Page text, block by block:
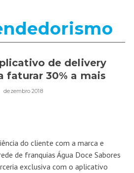
de delivery
faturar 30% a mais
dezembro 2018
do cliente com a marca e
de franquias Água Doce Sabores
exclusiva com o aplicativo